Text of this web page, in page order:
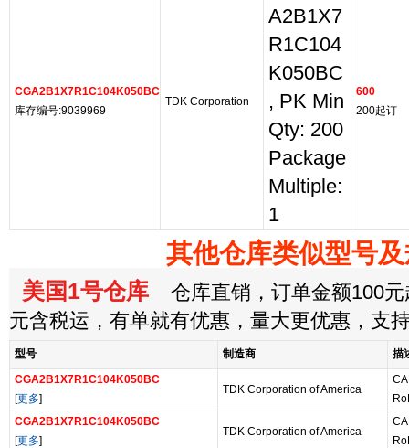
CGA2B1X7R1C104K050BC
库存编号:9039969
TDK Corporation
A2B1X7
R1C104
K050BC
, PK Min
Qty: 200
Package
Multiple:
1
600
200起订
其他仓库类似型号
美国1号仓库 仓库直销，订单金额100元
元含税运，有单就有优惠，量大更优惠，支
型号 制造商
描
CGA2B1X7R1C104K050BC
[更多]
TDK Corporation of America
CGA2B1X7R1C104K050BC
[更多]
TDK Corporation of America